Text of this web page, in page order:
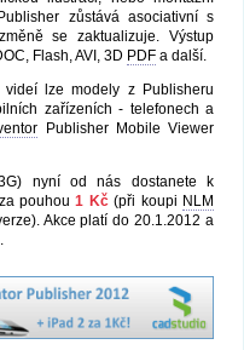
zůstává asociativní s
se zaktualizuje. Výstup
Flash, AVI, 3D PDF a další.
videí lze modely z Publisheru
zařízeních - telefonech a
Publisher Mobile Viewer
nyní od nás dostanete k
pouhou1 Kč(při koupi NLM
Akce platí do 20.1.2012 a